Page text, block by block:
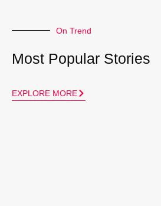
On Trend
Most Popular Stories
EXPLORE MORE